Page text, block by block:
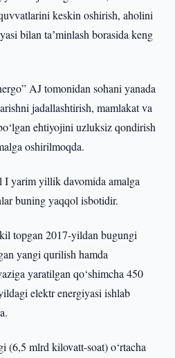
keskin oshirish, aholini
bilan taʼminlash borasida keng
AJ tomonidan sohani yanada
jadallashtirish, mamlakat va
ehtiyojini uzluksiz qondirish
oshirilmoqda.
I yarim yillik davomida amalga
buning yaqqol isbotidir.
topgan 2017-yildan bugungi
yangi qurilish hamda
yaratilgan qo‘shimcha 450
elektr energiyasi ishlab
(6,5 mlrd kilovatt-soat) o‘rtacha